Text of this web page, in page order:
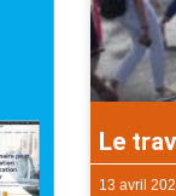
Le
13 avril